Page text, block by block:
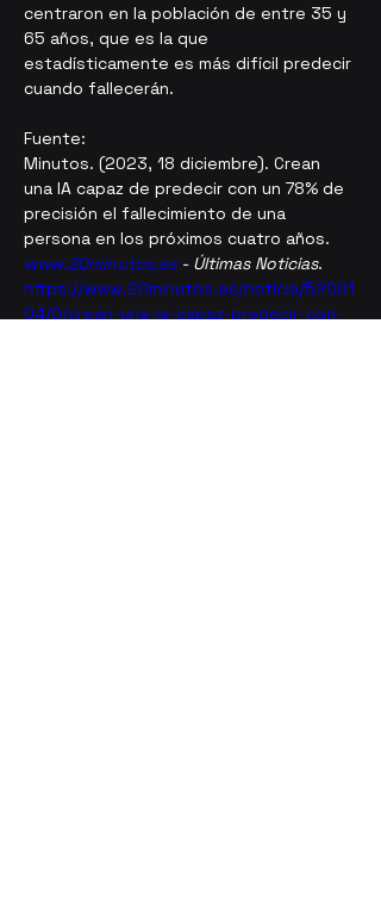
centraron en la población de entre 35 y
65 años, que es la que
estadísticamente es más difícil predecir
cuando fallecerán.
Fuente:
Minutos. (2023, 18 diciembre). Crean
una IA capaz de predecir con un 78% de
precisión el fallecimiento de una
persona en los próximos cuatro años.
www.20minutos.es - Últimas Noticias.
https://www.20minutos.es/noticia/52001
04/0/crean-una-ia-capaz-predecir-con-